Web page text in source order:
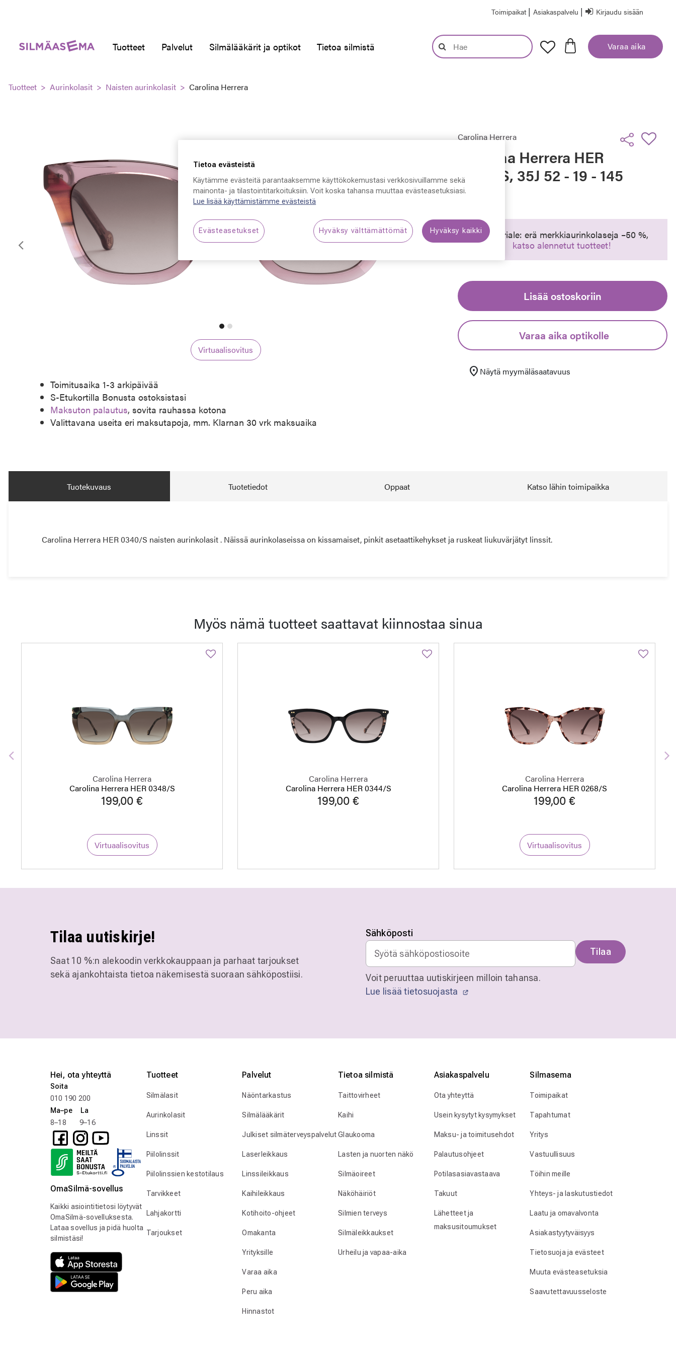
Toimipaikat | Asiakaspalvelu | Kirjaudu sisään
Tuotteet Palvelut Silmälääkärit ja optikot Tietoa silmistä Varaa aika
Tuotteet Aurinkolasit Naisten aurinkolasit Carolina Herrera
Edellinen
Virtuaalisovitus
Toimitusaika 1-3 arkipäivää
S-Etukortilla Bonusta ostoksistasi
Maksuton palautus, sovita rauhassa kotona
Valittavana useita eri maksutapoja, mm. Klarnan 30 vrk maksuaika
Carolina Herrera
Carolina Herrera HER
0340/S, 35J 52 - 19 - 145
Synttäriale: erä merkkiaurinkolaseja –50 %,
katso alennetut tuotteet!
Lisää ostoskoriin
Varaa aika optikolle
location_on Näytä myymäläsaatavuus
Tuotekuvaus Tuotetiedot Oppaat Katso lähin toimipaikka
Carolina Herrera HER 0340/S naisten aurinkolasit . Näissä aurinkolaseissa on kissamaiset, pinkit asetaattikehykset ja ruskeat liukuvärjätyt linssit.
Myös nämä tuotteet saattavat kiinnostaa sinua
Carolina Herrera
Carolina Herrera HER 0348/S
199,00 €
Virtuaalisovitus
Carolina Herrera
Carolina Herrera HER 0344/S
199,00 €
Carolina Herrera
Carolina Herrera HER 0268/S
199,00 €
Virtuaalisovitus
Edellinen
Tilaa uutiskirje!
Saat 10 %:n alekoodin verkkokauppaan ja parhaat tarjoukset
sekä ajankohtaista tietoa näkemisestä suoraan sähköpostiisi.
Sähköposti
Tilaa
Voit peruuttaa uutiskirjeen milloin tahansa.
Lue lisää tietosuojasta
Hei, ota yhteyttä
Soita
010 190 200
Ma–pe La
8–18 9–16
OmaSilmä-sovellus
Kaikki asiointitietosi löytyvät
OmaSilmä-sovelluksesta.
Lataa sovellus ja pidä huolta
silmistäsi!
Tuotteet
Silmälasit
Aurinkolasit
Linssit
Piilolinssit
Piilolinssien kestotilaus
Tarvikkeet
Lahjakortti
Tarjoukset
Palvelut
Näöntarkastus
Silmälääkärit
Julkiset silmäterveyspalvelut
Laserleikkaus
Linssileikkaus
Kaihileikkaus
Kotihoito-ohjeet
Omakanta
Yrityksille
Varaa aika
Peru aika
Hinnastot
Tietoa silmistä
Taittovirheet
Kaihi
Glaukooma
Lasten ja nuorten näkö
Silmäoireet
Näköhäiriöt
Silmien terveys
Silmäleikkaukset
Urheilu ja vapaa-aika
Asiakaspalvelu
Ota yhteyttä
Usein kysytyt kysymykset
Maksu- ja toimitusehdot
Palautusohjeet
Potilasasiavastaava
Takuut
Lähetteet ja
maksusitoumukset
Silmӓasema
Toimipaikat
Tapahtumat
Yritys
Vastuullisuus
Töihin meille
Yhteys- ja laskutustiedot
Laatu ja omavalvonta
Asiakastyytyväisyys
Tietosuoja ja evästeet
Muuta evästeasetuksia
Saavutettavuusseloste
Tietoa evästeistä
Käytämme evästeitä parantaaksemme käyttökokemustasi verkkosivuillamme sekä
mainonta- ja tilastointitarkoituksiin. Voit koska tahansa muuttaa evästeasetuksiasi.
Lue lisää käyttämistämme evästeistä
Evästeasetukset Hyväksy välttämättömät Hyväksy kaikki